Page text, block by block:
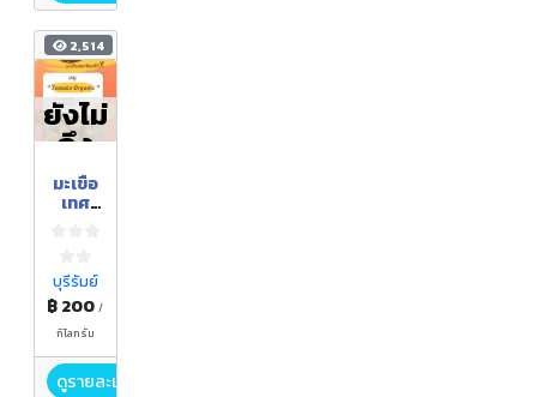
2,514
ยังไม่
ถึง
ฤดูกา
ล
มะเขือ
เทศ
anic)
บุรีรัมย์
฿ 200/
กิโลกรัม
ดูรายละเอียด